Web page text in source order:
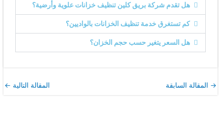
هل تقدم شركة بريق كلين تنظيف خزانات علوية وأرضية؟
كم تستغرق خدمة تنظيف الخزانات بالواديين؟
هل السعر يتغير حسب حجم الخزان؟
→ المقالة السابقة المقالة التالية ←